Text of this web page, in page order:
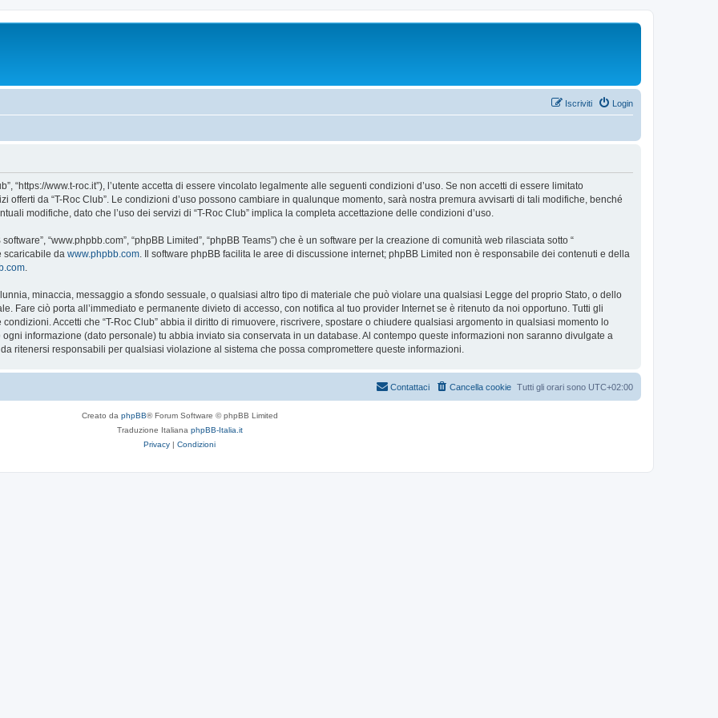
Login
Iscriviti
“https://www.t-roc.it”), l’utente accetta di essere vincolato legalmente alle seguenti condizioni d’uso. Se non accetti di essere limitato
offerti da “T-Roc Club”. Le condizioni d’uso possono cambiare in qualunque momento, sarà nostra premura avvisarti di tali modifiche, benché
modifiche, dato che l’uso dei servizi di “T-Roc Club” implica la completa accettazione delle condizioni d’uso.
“www.phpbb.com”, “phpBB Limited”, “phpBB Teams”) che è un software per la creazione di comunità web rilasciata sotto “
scaricabile da www.phpbb.com . Il software phpBB facilita le aree di discussione internet; phpBB Limited non è responsabile dei contenuti e della
minaccia, messaggio a sfondo sessuale, o qualsiasi altro tipo di materiale che può violare una qualsiasi Legge del proprio Stato, o dello
Fare ciò porta all’immediato e permanente divieto di accesso, con notifica al tuo provider Internet se è ritenuto da noi opportuno. Tutti gli
Accetti che “T-Roc Club” abbia il diritto di rimuovere, riscrivere, spostare o chiudere qualsiasi argomento in qualsiasi momento lo
informazione (dato personale) tu abbia inviato sia conservata in un database. Al contempo queste informazioni non saranno divulgate a
ritenersi responsabili per qualsiasi violazione al sistema che possa compromettere queste informazioni.
Tutti gli orari sono UTC+02:00
Cancella cookie
Contattaci
Creato da phpBB® Forum Software © phpBB Limited
Traduzione Italiana phpBB-Italia.it
Privacy | Condizioni